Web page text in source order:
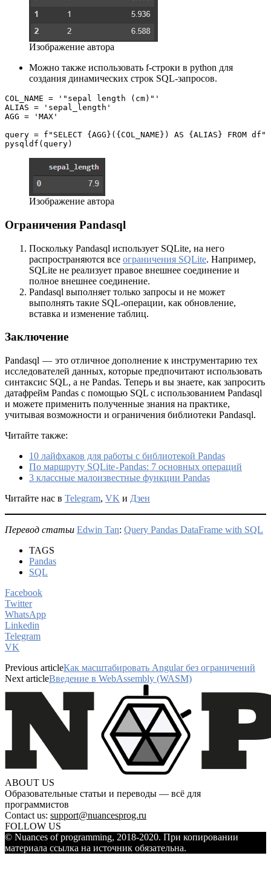
Изображение автора
Можно также использовать f-строки в python для
создания динамических строк SQL-запросов.
COL_NAME = '"sepal length (cm)"'
ALIAS = 'sepal_length'
AGG = 'MAX'
query = f"SELECT {AGG}({COL_NAME}) AS {ALIAS} FROM df"
pysqldf(query)
Изображение автора
Ограничения Pandasql
Поскольку Pandasql использует SQLite, на него
распространяются все ограничения SQLite. Например,
SQLite не реализует правое внешнее соединение и
полное внешнее соединение.
Pandasql выполняет только запросы и не может
выполнять такие SQL-операции, как обновление,
вставка и изменение таблиц.
Заключение
Pandasql — это отличное дополнение к инструментарию тех
исследователей данных, которые предпочитают использовать
синтаксис SQL, а не Pandas. Теперь и вы знаете, как запросить
датафрейм Pandas с помощью SQL с использованием Pandasql
и можете применить полученные знания на практике,
учитывая возможности и ограничения библиотеки Pandasql.
Читайте также:
10 лайфхаков для работы с библиотекой Pandas
По маршруту SQLite - Pandas: 7 основных операций
3 классные малоизвестные функции Pandas
Читайте нас в Telegram, VK и Дзен
Перевод статьи Edwin Tan: Query Pandas DataFrame with SQL
TAGS
Pandas
SQL
Facebook
Twitter
WhatsApp
Linkedin
Telegram
VK
Previous articleКак масштабировать Angular без ограничений
Next articleВведение в WebAssembly (WASM)
ABOUT US
Образовательные статьи и переводы — всё для
программистов
Contact us: support@nuancesprog.ru
FOLLOW US
© Nuances of programming, 2018-2020. При копировании
материала ссылка на источник обязательна.